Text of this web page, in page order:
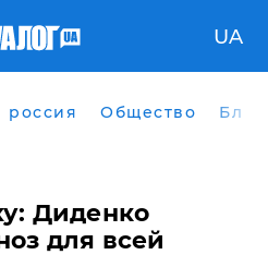
UA
россия Общество
Диденко
для всей